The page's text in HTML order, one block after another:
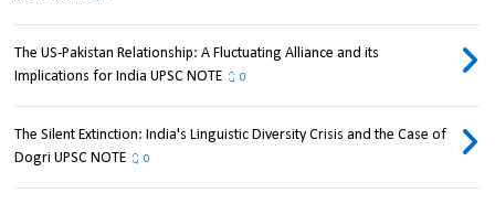
The US-Pakistan Relationship: A Fluctuating Alliance and its
Implications for India UPSC NOTE
0
The Silent Extinction: India's Linguistic Diversity Crisis and the Case of
Dogri UPSC NOTE
0